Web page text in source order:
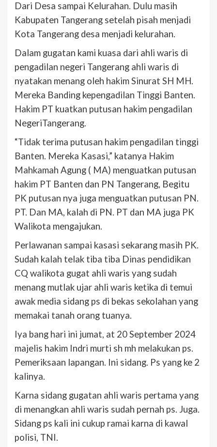
Dari Desa sampai Kelurahan. Dulu masih
Kabupaten Tangerang setelah pisah menjadi
Kota Tangerang desa menjadi kelurahan.
Dalam gugatan kami kuasa dari ahli waris di
pengadilan negeri Tangerang ahli waris di
nyatakan menang oleh hakim Sinurat SH MH.
Mereka Banding kepengadilan Tinggi Banten.
Hakim PT kuatkan putusan hakim pengadilan
NegeriTangerang.
“Tidak terima putusan hakim pengadilan tinggi
Banten. Mereka Kasasi,” katanya Hakim
Mahkamah Agung ( MA) menguatkan putusan
hakim PT Banten dan PN Tangerang, Begitu
PK putusan nya juga menguatkan putusan PN.
PT. Dan MA, kalah di PN. PT dan MA juga PK
Walikota mengajukan.
Perlawanan sampai kasasi sekarang masih PK.
Sudah kalah telak tiba tiba Dinas pendidikan
CQ walikota gugat ahli waris yang sudah
menang mutlak ujar ahli waris ketika di temui
awak media sidang ps di bekas sekolahan yang
memakai tanah orang tuanya.
Iya bang hari ini jumat, at 20 September 2024
majelis hakim Indri murti sh mh melakukan ps.
Pemeriksaan lapangan. Ini sidang. Ps yang ke 2
kalinya.
Karna sidang gugatan ahli waris pertama yang
di menangkan ahli waris sudah pernah ps. Juga.
Sidang ps kali ini cukup ramai karna di kawal
polisi, TNI.